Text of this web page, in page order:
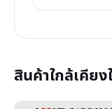
สินค้าใกล้เคีย